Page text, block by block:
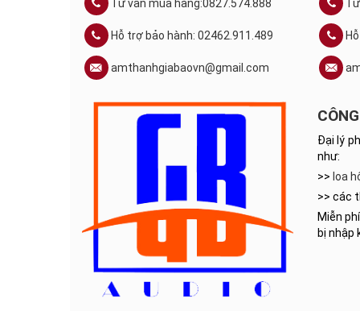
Tư vấn mua hàng:0827.574.888
Hỗ trợ bảo hành: 02462.911.489
amthanhgiabaovn@gmail.com
Đại lý
như:
>> loa
>> các
Miễn
bị nhập